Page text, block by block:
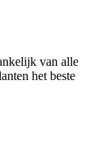
van alle
het beste